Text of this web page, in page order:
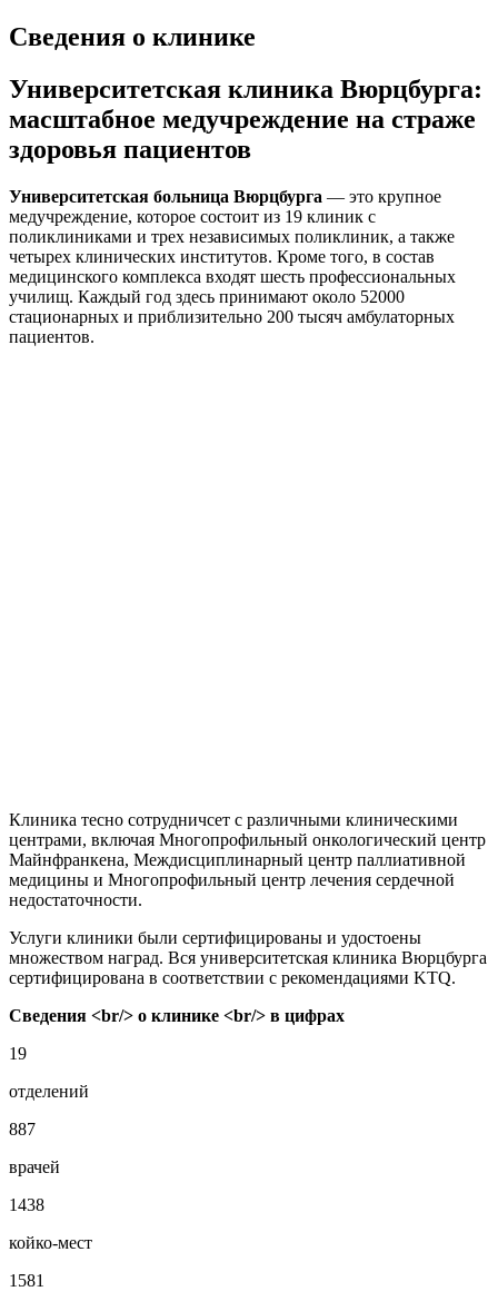
Сведения о клинике
Университетская клиника Вюрцбурга:
масштабное медучреждение на страже
здоровья пациентов
Университетская больница Вюрцбурга — это крупное
медучреждение, которое состоит из 19 клиник с
поликлиниками и трех независимых поликлиник, а также
четырех клинических институтов. Кроме того, в состав
медицинского комплекса входят шесть профессиональных
училищ. Каждый год здесь принимают около 52000
стационарных и приблизительно 200 тысяч амбулаторных
пациентов.
Клиника тесно сотрудничсет с различными клиническими
центрами, включая Многопрофильный онкологический центр
Майнфранкена, Междисциплинарный центр паллиативной
медицины и Многопрофильный центр лечения сердечной
недостаточности.
Услуги клиники были сертифицированы и удостоены
множеством наград. Вся университетская клиника Вюрцбурга
сертифицирована в соответствии с рекомендациями KTQ.
Сведения <br/> о клинике <br/> в цифрах
19
отделений
887
врачей
1438
койко-мест
1581